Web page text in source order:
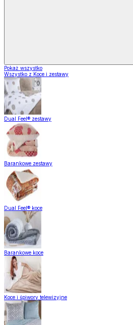
Pokaż wszystko
Wszystko z Koce i zestawy
Dual Feel® zestawy
Barankowe zestawy
Dual Feel® koce
Barankowe koce
Koce i śpiwory telewizyjne